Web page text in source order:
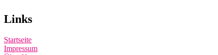
Links
Startseite
Impressum